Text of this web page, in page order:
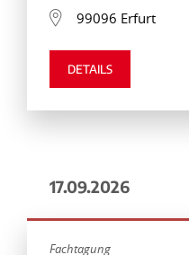
99096 Erfurt
DETAILS
17.09.2026
Fachtagung